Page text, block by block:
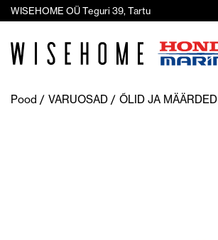
WISEHOME OÜ Teguri 39, Tartu
Pood VARUOSAD ÕLID JA MÄÄRDED